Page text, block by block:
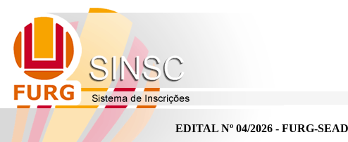
EDITAL Nº 04/2026 - FURG-